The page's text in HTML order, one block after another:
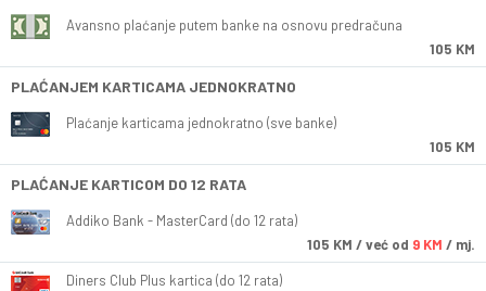
Avansno plaćanje putem banke na osnovu predračuna
105 KM
PLAĆANJEM KARTICAMA JEDNOKRATNO
Plaćanje karticama jednokratno (sve banke)
105 KM
PLAĆANJE KARTICOM DO 12 RATA
Addiko Bank - MasterCard (do 12 rata)
105 KM / već od 9 KM / mj.
Diners Club Plus kartica (do 12 rata)